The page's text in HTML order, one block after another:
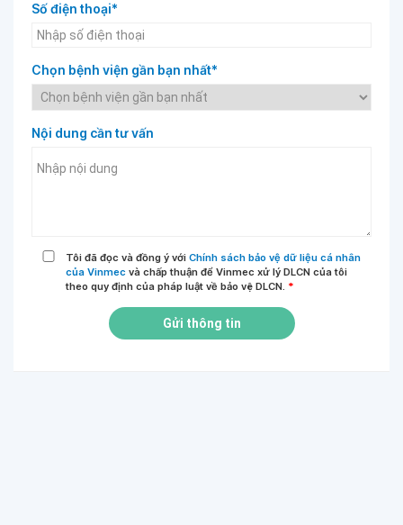
Số điện thoại*
Chọn bệnh viện gần bạn nhất*
Nội dung cần tư vấn
Tôi đã đọc và đồng ý với Chính sách bảo vệ dữ liệu cá nhân
của Vinmec và chấp thuận để Vinmec xử lý DLCN của tôi
theo quy định của pháp luật về bảo vệ DLCN. *
Gửi thông tin